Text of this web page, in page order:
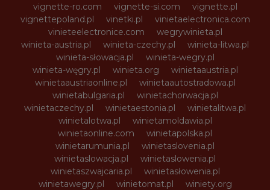
vignette-ro.com
vignette-si.com
vignette.pl
vignettepoland.pl
vinetki.pl
vinietaelectronica.com
vinieteelectronice.com
wegrywinieta.pl
winieta-austria.pl
winieta-czechy.pl
winieta-litwa.pl
winieta-słowacja.pl
winieta-wegry.pl
winieta-węgry.pl
winieta.org
winietaaustria.pl
winietaaustriaonline.pl
winietaautostradowa.pl
winietabulgaria.pl
winietachorwacja.pl
winietaczechy.pl
winietaestonia.pl
winietalitwa.pl
winietalotwa.pl
winietamoldawia.pl
winietaonline.com
winietapolska.pl
winietarumunia.pl
winietaslovenia.pl
winietaslowacja.pl
winietaslowenia.pl
winietaszwajcaria.pl
winietasłowenia.pl
winietawegry.pl
winietomat.pl
winiety.org